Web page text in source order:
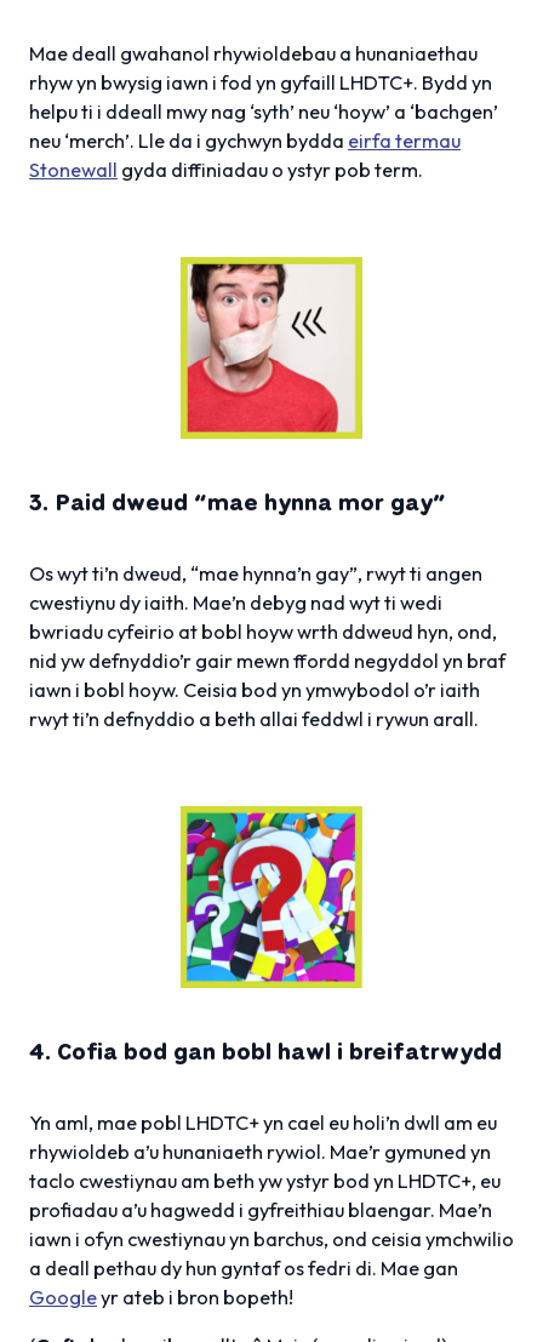
Mae deall gwahanol rhywioldebau a hunaniaethau
rhyw yn bwysig iawn i fod yn gyfaill LHDTC+. Bydd yn
helpu ti i ddeall mwy nag ‘syth’ neu ‘hoyw’ a ‘bachgen’
neu ‘merch’. Lle da i gychwyn bydda eirfa termau
Stonewall gyda diffiniadau o ystyr pob term.
3. Paid dweud “mae hynna mor gay”
Os wyt ti’n dweud, “mae hynna’n gay”, rwyt ti angen
cwestiynu dy iaith. Mae’n debyg nad wyt ti wedi
bwriadu cyfeirio at bobl hoyw wrth ddweud hyn, ond,
nid yw defnyddio’r gair mewn ffordd negyddol yn braf
iawn i bobl hoyw. Ceisia bod yn ymwybodol o’r iaith
rwyt ti’n defnyddio a beth allai feddwl i rywun arall.
4. Cofia bod gan bobl hawl i breifatrwydd
Yn aml, mae pobl LHDTC+ yn cael eu holi’n dwll am eu
rhywioldeb a’u hunaniaeth rywiol. Mae’r gymuned yn
taclo cwestiynau am beth yw ystyr bod yn LHDTC+, eu
profiadau a’u hagwedd i gyfreithiau blaengar. Mae’n
iawn i ofyn cwestiynau yn barchus, ond ceisia ymchwilio
a deall pethau dy hun gyntaf os fedri di. Mae gan
Googleyr ateb i bron bopeth!